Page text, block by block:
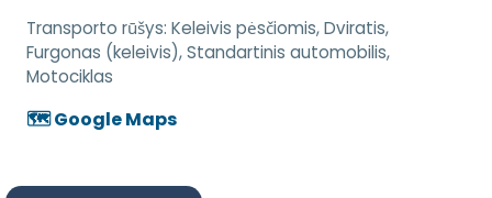
Transporto rūšys: Keleivis pėsčiomis, Dviratis,
Furgonas (keleivis), Standartinis automobilis,
Motociklas
🗺️ Google Maps